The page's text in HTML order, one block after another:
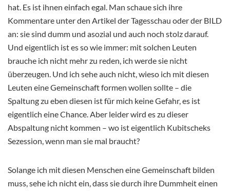
hat. Es ist ihnen einfach egal. Man schaue sich ihre
Kommentare unter den Artikel der Tagesschau oder der BILD
an: sie sind dumm und asozial und auch noch stolz darauf.
Und eigentlich ist es so wie immer: mit solchen Leuten
brauche ich nicht mehr zu reden, ich werde sie nicht
überzeugen. Und ich sehe auch nicht, wieso ich mit diesen
Leuten eine Gemeinschaft formen wollen sollte – die
Spaltung zu eben diesen ist für mich keine Gefahr, es ist
eigentlich eine Chance. Aber leider wird es zu dieser
Abspaltung nicht kommen – wo ist eigentlich Kubitscheks
Sezession, wenn man sie mal braucht?
Solange ich mit diesen Menschen eine Gemeinschaft bilden
muss, sehe ich nicht ein, dass sie durch ihre Dummheit einen